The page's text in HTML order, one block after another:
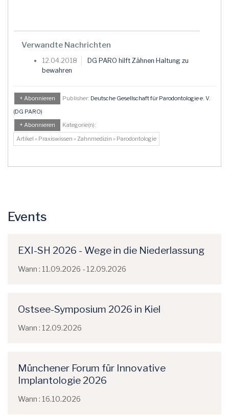
Verwandte Nachrichten
12.04.2018
DG PARO hilft Zähnen Haltung zu
bewahren
+ Abonnieren Publisher: Deutsche Gesellschaft für Parodontologie e. V.
(DG PARO)
+ Abonnieren
Kategorie(n):
Artikel » Praxiswissen » Zahnmedizin » Parodontologie
Events
EXI-SH 2026 - Wege in die Niederlassung
Wann : 11.09.2026 - 12.09.2026
Ostsee-Symposium 2026 in Kiel
Wann : 12.09.2026
Münchener Forum für Innovative
Implantologie 2026
Wann : 16.10.2026